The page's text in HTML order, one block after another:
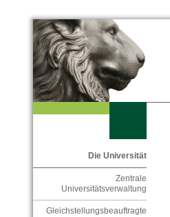
Die Universität
Zentrale
Universitätsverwaltung
Gleichstellungsbeauftragte